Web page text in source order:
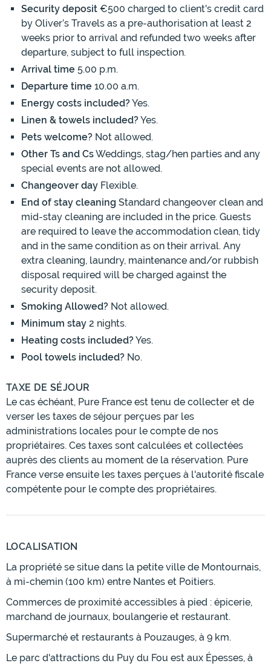
Security deposit €500 charged to client's credit card
by Oliver’s Travels as a pre-authorisation at least 2
weeks prior to arrival and refunded two weeks after
departure, subject to full inspection.
Arrival time 5.00 p.m.
Departure time 10.00 a.m.
Energy costs included?Yes.
Linen & towels included?Yes.
Pets welcome? Not allowed.
Other Ts and CsWeddings, stag/hen parties and any
special events are not allowed.
Changeover day Flexible.
End of stay cleaning Standard changeover clean and
mid-stay cleaning are included in the price. Guests
are required to leave the accommodation clean, tidy
and in the same condition as on their arrival. Any
extra cleaning, laundry, maintenance and/or rubbish
disposal required will be charged against the
security deposit.
Smoking Allowed? Not allowed.
Minimum stay 2 nights.
Heating costs included?Yes.
Pool towels included? No.
TAXE DE SÉJOUR
Le cas échéant, Pure France est tenu de collecter et de
verser les taxes de séjour perçues par les
administrations locales pour le compte de nos
propriétaires. Ces taxes sont calculées et collectées
auprès des clients au moment de la réservation. Pure
France verse ensuite les taxes perçues à l'autorité fiscale
compétente pour le compte des propriétaires.
LOCALISATION
La propriété se situe dans la petite ville de Montournais,
à mi-chemin (100 km) entre Nantes et Poitiers.
Commerces de proximité accessibles à pied : épicerie,
marchand de journaux, boulangerie et restaurant.
Supermarché et restaurants à Pouzauges, à 9 km.
Le parc d'attractions du Puy du Fou est aux Épesses, à